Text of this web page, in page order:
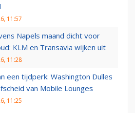
11:57
Napels maand dicht voor
KLM en Transavia wijken uit
11:28
een tijdperk: Washington Dulles
van Mobile Lounges
11:25